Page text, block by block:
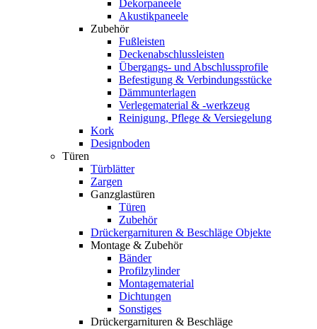
Dekorpaneele
Akustikpaneele
Zubehör
Fußleisten
Deckenabschlussleisten
Übergangs- und Abschlussprofile
Befestigung & Verbindungsstücke
Dämmunterlagen
Verlegematerial & -werkzeug
Reinigung, Pflege & Versiegelung
Kork
Designboden
Türen
Türblätter
Zargen
Ganzglastüren
Türen
Zubehör
Drückergarnituren & Beschläge Objekte
Montage & Zubehör
Bänder
Profilzylinder
Montagematerial
Dichtungen
Sonstiges
Drückergarnituren & Beschläge